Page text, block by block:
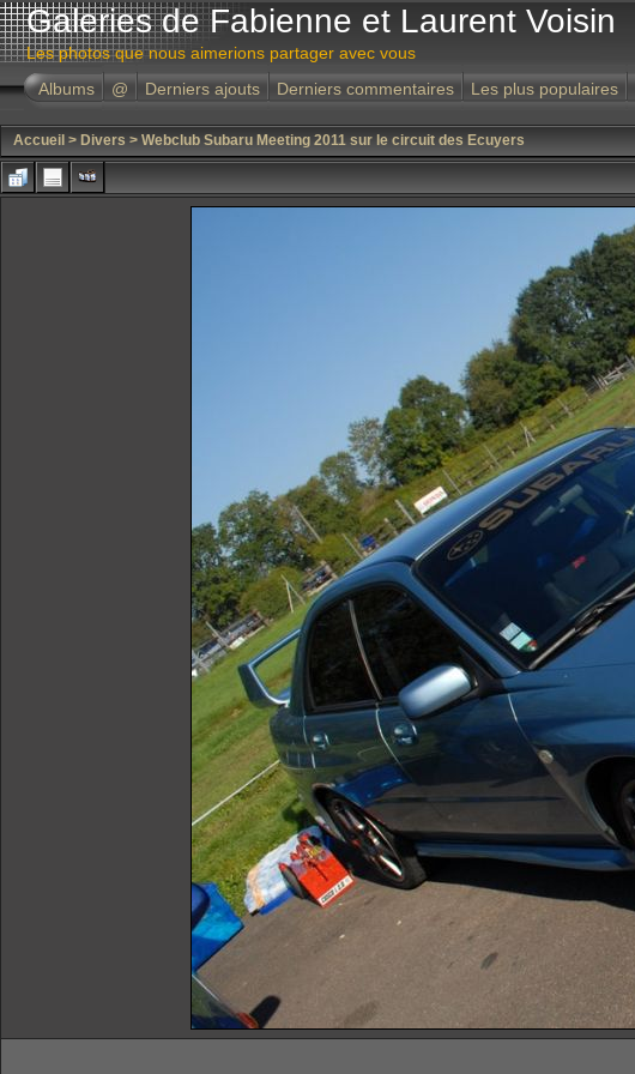
Galeries de Fabienne et Laurent Voisin
Les photos que nous aimerions partager avec vous
Albums
@ Derniers ajouts Derniers commentaires Les plus populaires
Accueil > Divers > Webclub Subaru Meeting 2011 sur le circuit des Ecuyers